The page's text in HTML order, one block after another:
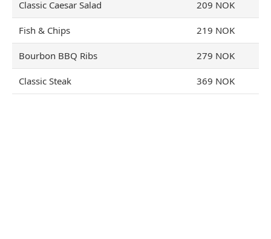
Classic Caesar Salad 209 NOK
Fish & Chips 219 NOK
Bourbon BBQ Ribs 279 NOK
Classic Steak 369 NOK